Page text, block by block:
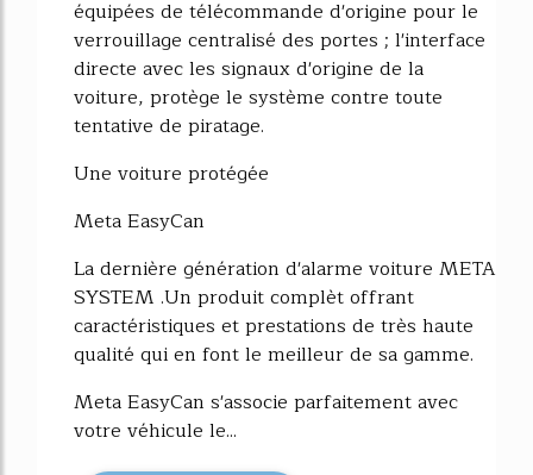
équipées de télécommande d'origine pour le
verrouillage centralisé des portes ; l'interface
directe avec les signaux d'origine de la
voiture, protège le système contre toute
tentative de piratage.
Une voiture protégée
Meta EasyCan
La dernière génération d'alarme voiture META
SYSTEM .Un produit complèt offrant
caractéristiques et prestations de très haute
qualité qui en font le meilleur de sa gamme.
Meta EasyCan s'associe parfaitement avec
votre véhicule le...